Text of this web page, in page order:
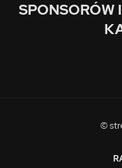
SPONSORÓW
©